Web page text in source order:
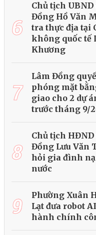
6
Chủ tịch
Đồng Hồ Văn
tra thực địa tại
không quốc tế
Khương
7
Lâm Đồng
phóng mặt
giao cho 2 dự
trước tháng 9/
8
Chủ tịch
Đồng Lưu Văn
hỏi gia đình
nước
9
Phường Xuân
Lạt đưa robot
hành chính